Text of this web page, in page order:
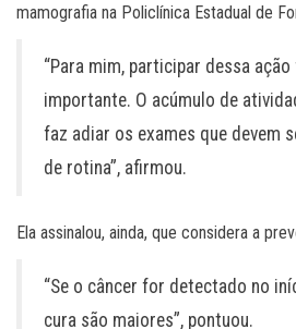
mamografia na Policlínica Estadual de
“Para mim, participar dessa
importante. O acúmulo de
faz adiar os exames que devem
de rotina”, afirmou.
Ela assinalou, ainda, que considera a
“Se o câncer for detectado no
cura são maiores”, pontuou.